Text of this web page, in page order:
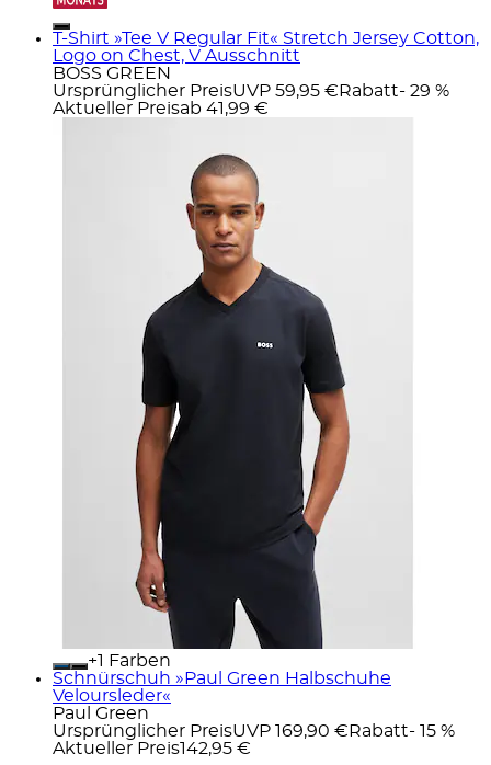
T-Shirt »Tee V Regular Fit« Stretch Jersey Cotton,
Logo on Chest, V Ausschnitt
BOSS GREEN
Ursprünglicher PreisUVP 59,95 € Rabatt- 29 %
Aktueller Preisab 41,99 €
+
Farben
Schnürschuh »Paul Green Halbschuhe
Veloursleder«
Paul Green
Ursprünglicher PreisUVP 169,90 € Rabatt- 15 %
Aktueller Preis142,95 €